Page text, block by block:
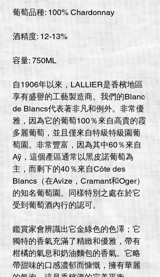
葡萄品種: 100% Chardonnay
酒精度: 12-13%
容量: 750ML
自1906年以來，LALLIER是香檳地區
享有盛譽的工藝製造商。我們的Blanc
de Blancs代表著非凡和例外。非常優
雅，因為它的葡萄100％來自高貴的霞
多麗葡萄，並且僅來自特級特級園葡
萄園。非常豐富，因為其中60％來自
Aÿ，這個產區通常以黑皮諾葡萄為
主，而剩下的40％來自Côte des
Blancs（在Avize，Cramant和Oger）
的知名葡萄園。同樣特別之處在於它
受到葡萄酒內行的認可。
鑑賞家會辨識出它金綠色的色澤；它
獨特的香氣充滿了精緻和優雅，帶有
柑橘的氣息和奶油麵包的香氣。它略
帶甜味的口感濃郁而慷慨，擁有華麗